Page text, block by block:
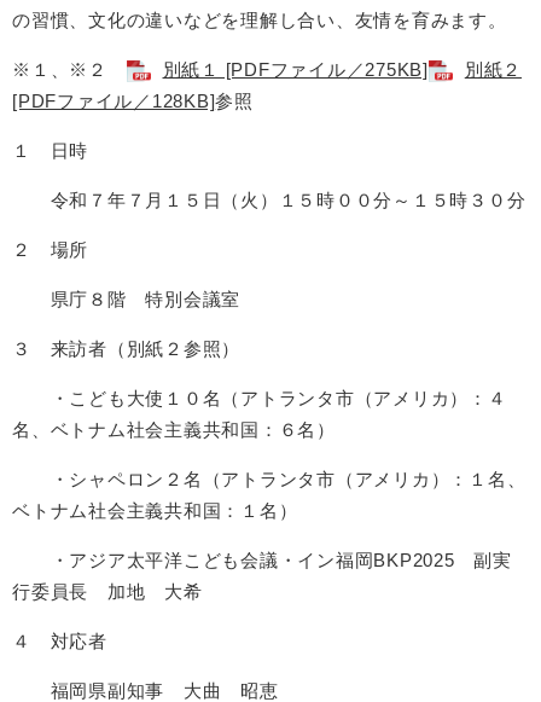
の習慣、文化の違いなどを理解し合い、友情を育みます。
※１、※２ 別紙１ [PDFファイル／275KB]
別紙２
[PDFファイル／128KB]参照
１ 日時
令和７年７月１５日（火）１５時００分～１５時３０分
２ 場所
県庁８階 特別会議室
３ 来訪者（別紙２参照）
・こども大使１０名（アトランタ市（アメリカ）：４
名、ベトナム社会主義共和国：６名）
・シャペロン２名（アトランタ市（アメリカ）：１名、
ベトナム社会主義共和国：１名）
・アジア太平洋こども会議・イン福岡BKP2025 副実
行委員長 加地 大希
４ 対応者
福岡県副知事 大曲 昭恵